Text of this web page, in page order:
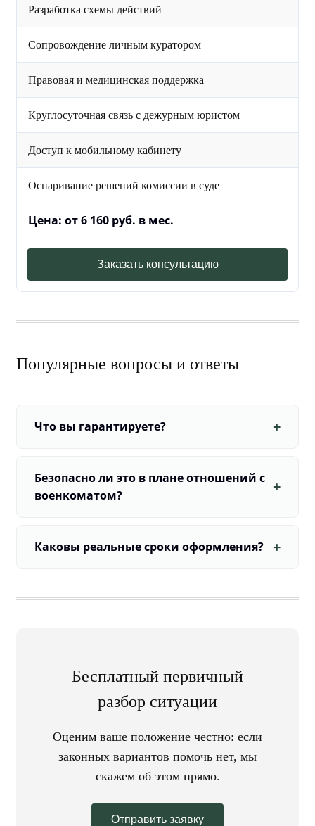
Разработка схемы действий
Сопровождение личным куратором
Правовая и медицинская поддержка
Круглосуточная связь с дежурным юристом
Доступ к мобильному кабинету
Оспаривание решений комиссии в суде
Цена: от 6 160 руб. в мес.
Заказать консультацию
Популярные вопросы и ответы
Что вы гарантируете?
Безопасно ли это в плане отношений с
военкоматом?
Каковы реальные сроки оформления?
Бесплатный первичный
разбор ситуации
Оценим ваше положение честно: если
законных вариантов помочь нет, мы
скажем об этом прямо.
Отправить заявку